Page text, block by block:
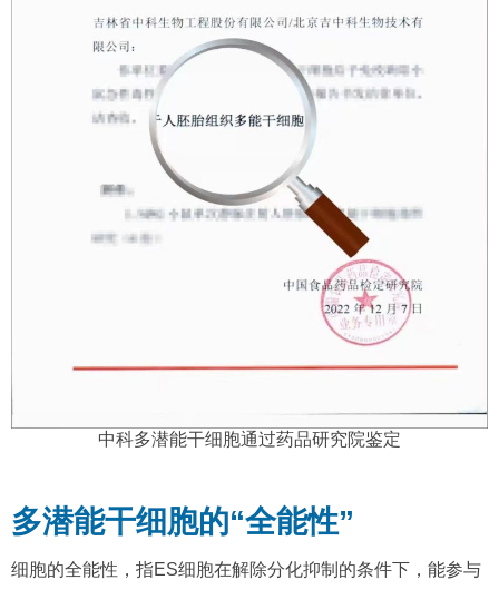
中科多潜能干细胞通过药品研究院鉴定
多潜能干细胞的“全能性”
细胞的全能性，指ES细胞在解除分化抑制的条件下，能参与